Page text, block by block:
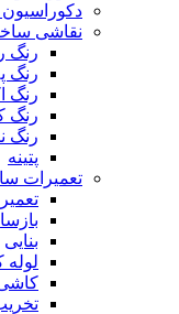
دکوراسیون داخلی
نقاشی ساختمان
رنگ روغنی
رنگ پلاستیک
رنگ اکرلیک
رنگ کنیتکس
تعمیرات ساختمان
تعمیرات اپارتمان
بازسازی ساختمان
کاشی کاری
تخریب و بازسازی